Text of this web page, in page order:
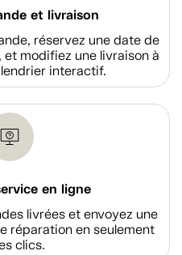
et livraison
réservez une date de
modifiez une livraison à
interactif.
en ligne
livrées et envoyez une
réparation en seulement
clics.